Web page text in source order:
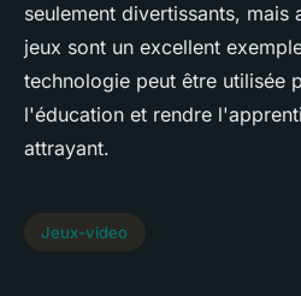
seulement divertissants, mais
jeux sont un excellent
technologie peut être utilisée
l'éducation et rendre
attrayant.
Jeux-video